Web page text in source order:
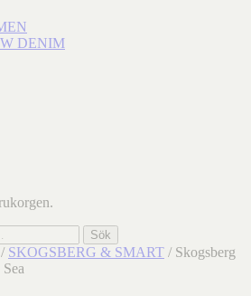
DENIM
Sök
/ SKOGSBERG & SMART / Skogsberg